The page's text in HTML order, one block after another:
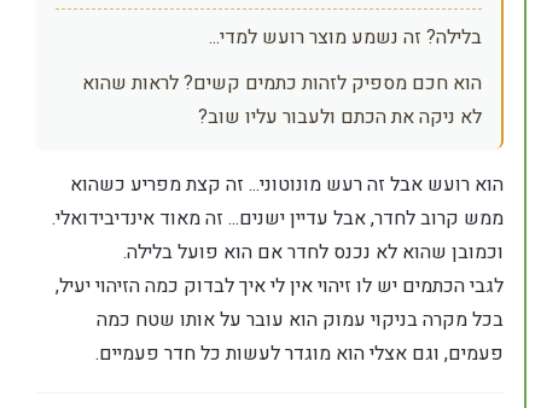
בלילה? זה נשמע מוצר רועש למדי...
הוא חכם מספיק לזהות כתמים קשים? לראות שהוא
לא ניקה את הכתם ולעבור עליו שוב?
הוא רועש אבל זה רעש מונוטוני... זה קצת מפריע כשהוא
ממש קרוב לחדר, אבל עדיין ישנים... זה מאוד אינדיבידואלי.
וכמובן שהוא לא נכנס לחדר אם הוא פועל בלילה.
לגבי הכתמים יש לו זיהוי אין לי איך לבדוק כמה הזיהוי יעיל,
בכל מקרה בניקוי עמוק הוא עובר על אותו שטח כמה
פעמים, וגם אצלי הוא מוגדר לעשות כל חדר פעמיים.